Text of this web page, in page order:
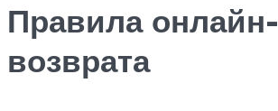
Правила онлайн-
возврата